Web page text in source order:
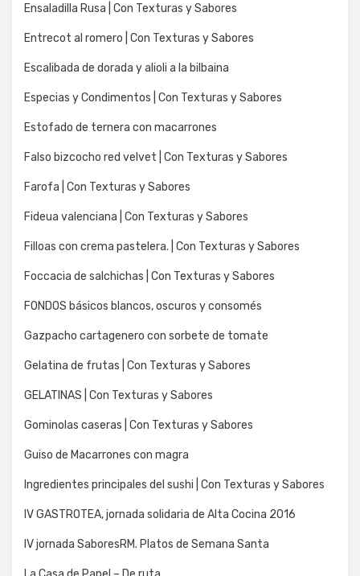
Ensaladilla Rusa | Con Texturas y Sabores
Entrecot al romero | Con Texturas y Sabores
Escalibada de dorada y alioli a la bilbaina
Especias y Condimentos | Con Texturas y Sabores
Estofado de ternera con macarrones
Falso bizcocho red velvet | Con Texturas y Sabores
Farofa | Con Texturas y Sabores
Fideua valenciana | Con Texturas y Sabores
Filloas con crema pastelera. | Con Texturas y Sabores
Foccacia de salchichas | Con Texturas y Sabores
FONDOS básicos blancos, oscuros y consomés
Gazpacho cartagenero con sorbete de tomate
Gelatina de frutas | Con Texturas y Sabores
GELATINAS | Con Texturas y Sabores
Gominolas caseras | Con Texturas y Sabores
Guiso de Macarrones con magra
Ingredientes principales del sushi | Con Texturas y Sabores
IV GASTROTEA, jornada solidaria de Alta Cocina 2016
IV jornada SaboresRM. Platos de Semana Santa